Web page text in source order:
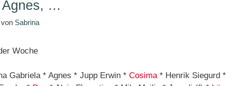
Agnes, …
von Sabrina
Gabriela * Agnes * Jupp Erwin * Cosima* Henrik Siegurd *